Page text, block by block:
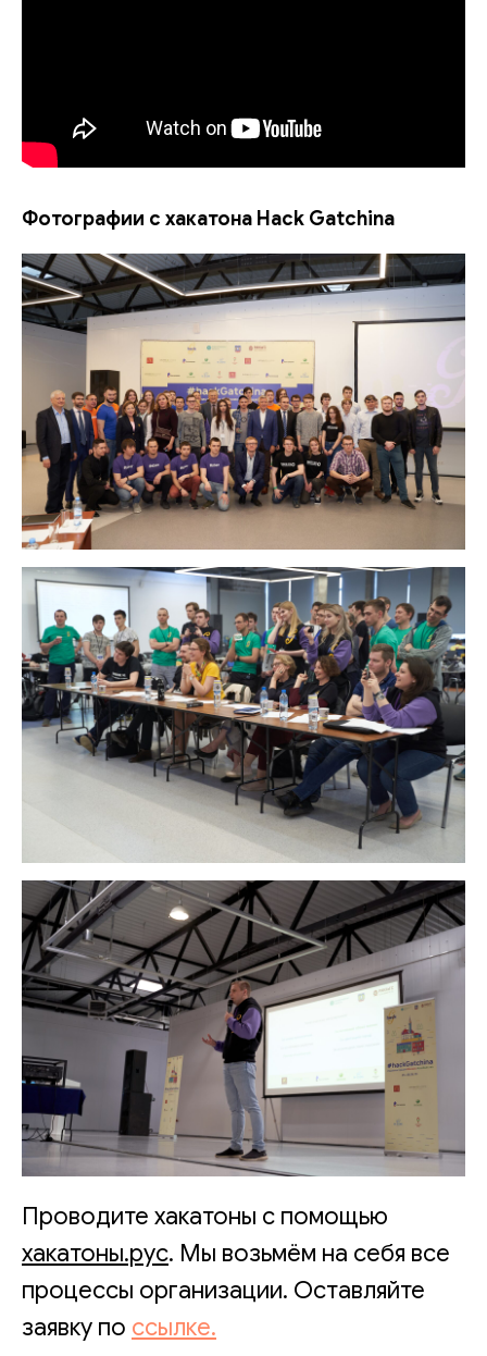
Фотографии с хакатона Hack Gatchina
Проводите хакатоны с помощью
хакатоны.рус. Мы возьмём на себя все
процессы организации. Оставляйте
заявку по ссылке.